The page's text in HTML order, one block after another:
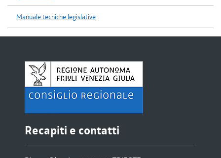
Manuale tecniche legislative
Recapiti e contatti